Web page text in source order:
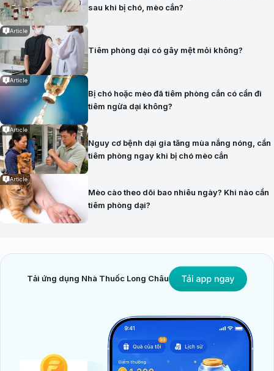
sau khi bị chó, mèo cắn?
Article
Tiêm phòng dại có gây mệt mỏi không?
Article
Bị chó hoặc mèo đã tiêm phòng cắn có cần đi
tiêm ngừa dại không?
Article
Nguy cơ bệnh dại gia tăng mùa nắng nóng, cần
tiêm phòng ngay khi bị chó mèo cắn
Article
Mèo cào theo dõi bao nhiêu ngày? Khi nào cần
tiêm phòng dại?
Tải ứng dụng Nhà Thuốc Long Châu